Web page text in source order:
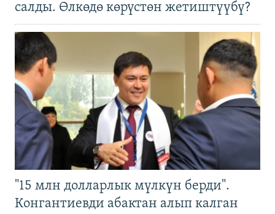
салды. Өлкөдө көрүстөн жетиштүүбү?
"15 млн долларлык мүлкүн берди".
Конгантиевди абактан алып калган